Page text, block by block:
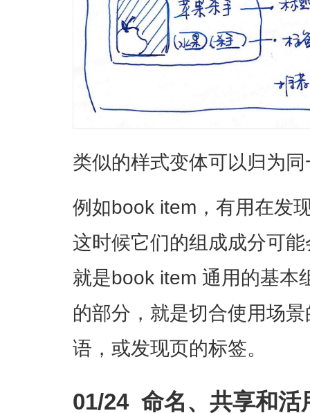
类似的样式变体可以归为
例如book item，有用在发
这时候它们的组成成分可
就是book item 通用的基本
的部分，就是切合使用场
语，或发现页的标签。
01/24 命名、共享和活